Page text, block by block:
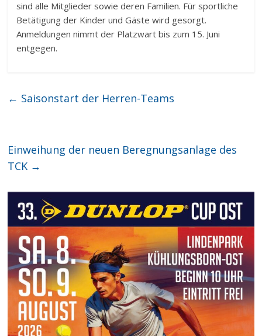
sind alle Mitglieder sowie deren Familien. Für sportliche
Betätigung der Kinder und Gäste wird gesorgt.
Anmeldungen nimmt der Platzwart bis zum 15. Juni
entgegen.
← Saisonstart der Herren-Teams
Einweihung der neuen Beregnungsanlage des
TCK →